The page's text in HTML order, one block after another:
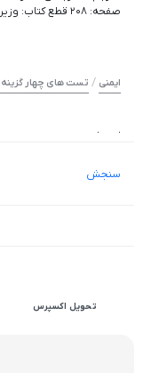
صفحه: ۲۰۸ قطع کتاب: وزیری دسته بندی: تست های چهارگزینه ای
ایمنی / تست های چهار گزینه
از 0 رای
سنجش
تحویل اکسپرس